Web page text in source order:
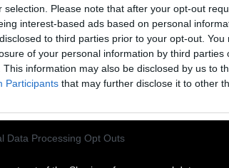
selection. Please note that after your opt-out
interest-based ads based on personal
to third parties prior to your opt-out.
of your personal information by third parties
This information may also be disclosed by us to
Participants that may further disclose it to other
Data Processing Opt Outs